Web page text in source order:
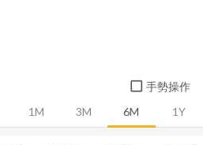
1M 3M 6M 1Y
手勢操作